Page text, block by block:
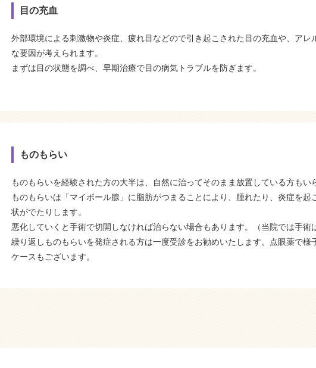
目の充血
外部環境による刺激物や炎症、疲れ目などので引き起こされた目の充血や、アレ
な要因が考えられます。
まずは目の状態を調べ、早期治療で目の病気トラブルを防ぎます。
ものもらい
ものもらいを経験された方の大半は、自然に治ってそのまま放置している方もい
ものもらいは「マイボール腺」に脂肪がつまることにより、腫れたり、炎症を
状がでたりします。
悪化していくと手術で切開しなければ治らない場合もあります。（当院では手術
繰り返しものもらいを発症される方は一度受診をお勧めいたします。点眼薬で様
ケースもございます。